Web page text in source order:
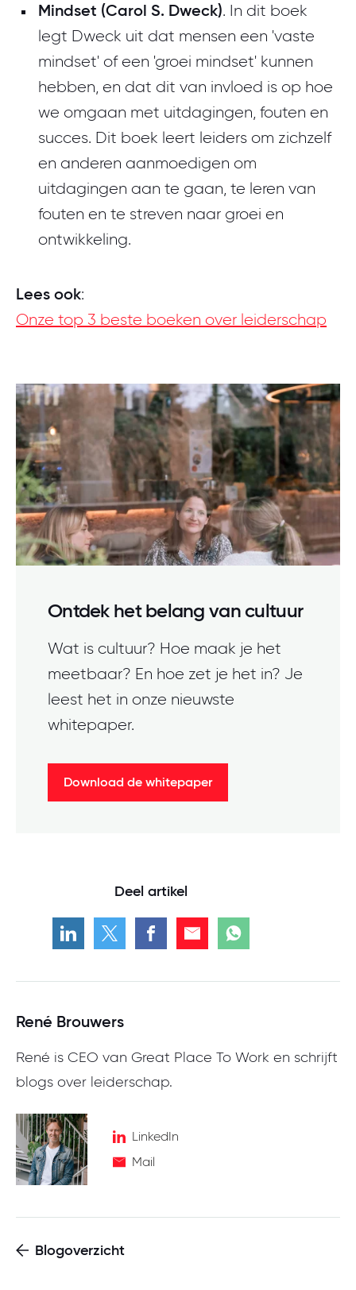
Mindset (Carol S. Dweck). In dit boek
legt Dweck uit dat mensen een 'vaste
mindset' of een 'groei mindset' kunnen
hebben, en dat dit van invloed is op hoe
we omgaan met uitdagingen, fouten en
succes. Dit boek leert leiders om zichzelf
en anderen aanmoedigen om
uitdagingen aan te gaan, te leren van
fouten en te streven naar groei en
ontwikkeling.
Lees ook:
Onze top 3 beste boeken over leiderschap
Ontdek het belang van cultuur
Wat is cultuur? Hoe maak je het
meetbaar? En hoe zet je het in? Je
leest het in onze nieuwste
whitepaper.
Download de whitepaper
Deel artikel
LinkedIn
Mail
René Brouwers
René is CEO van Great Place To Work en schrijft
blogs over leiderschap.
Blogoverzicht